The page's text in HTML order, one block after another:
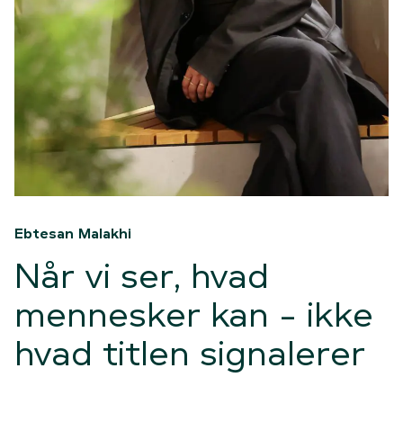
Ebtesan Malakhi
Når vi ser, hvad
mennesker kan - ikke
hvad titlen signalerer